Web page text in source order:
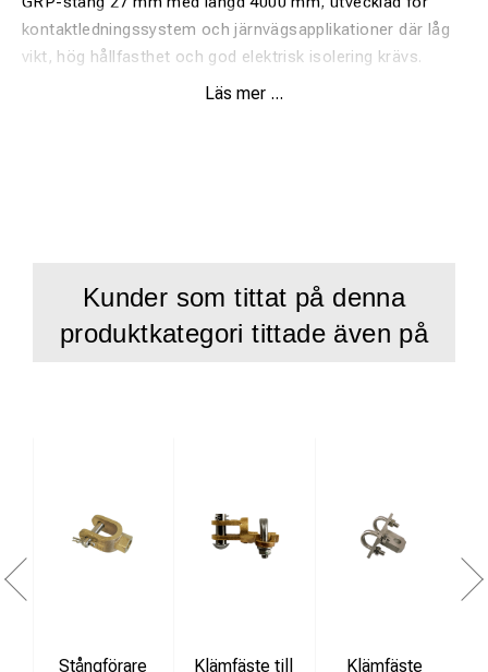
kontaktledningssystem och järnvägsapplikationer där låg
vikt, hög hållfasthet och god elektrisk isolering krävs.
Lämplig för utomhusmiljöer och kontaktledningssystem
isoleringsförmåga.
för optimal hållbarhet och driftsäkerhet i krävande miljöer.
Läs mer ...
Kunder som tittat på denna
produktkategori tittade även på
Stångförare
Klämfäste till
Klämfäste